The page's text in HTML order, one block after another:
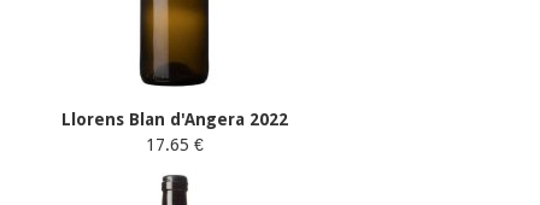
Llorens Blan d'Angera 2022
17.65 €